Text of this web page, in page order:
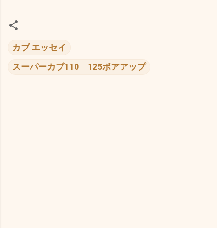
カブ エッセイ
スーパーカブ110 125ボアアップ